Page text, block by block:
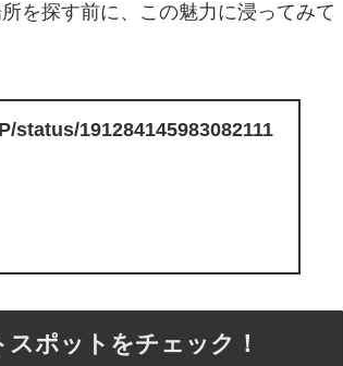
を探す前に、この魅力に浸ってみて
191284145983082111
ポットをチェック！